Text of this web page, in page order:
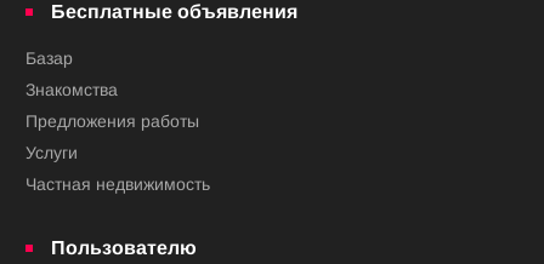
Бесплатные объявления
Базар
Знакомства
Предложения работы
Услуги
Частная недвижимость
Пользователю